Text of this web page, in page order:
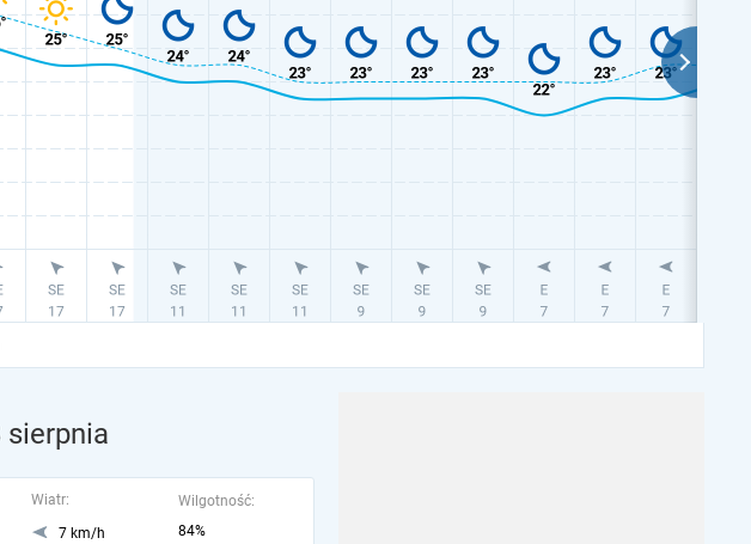
sierpnia
Wiatr:
7 km/h
Wilgotność:
84%